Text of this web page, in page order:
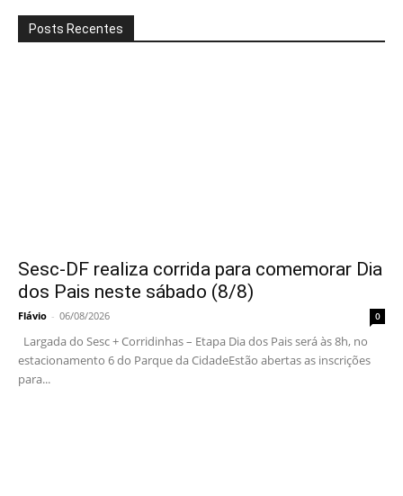
Posts Recentes
Sesc-DF realiza corrida para comemorar Dia
dos Pais neste sábado (8/8)
Flávio - 06/08/2026 0
Largada do Sesc + Corridinhas – Etapa Dia dos Pais será às 8h, no
estacionamento 6 do Parque da CidadeEstão abertas as inscrições
para...